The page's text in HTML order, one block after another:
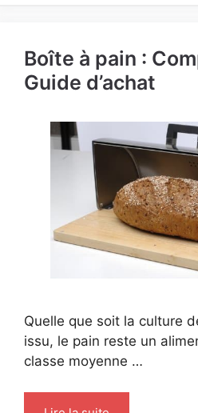
Boîte à pain :
Guide d’achat
Quelle que soit la culture
issu, le pain reste un
classe moyenne …